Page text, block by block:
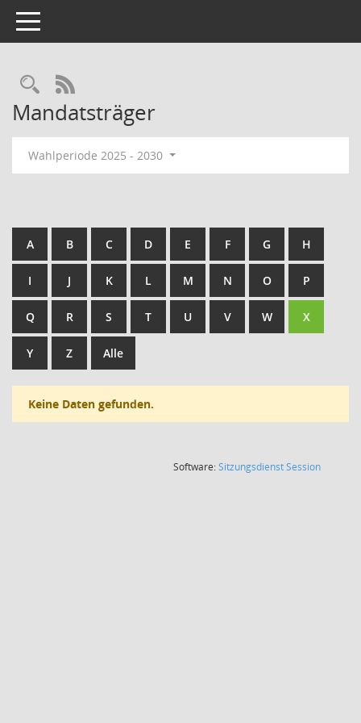
Toggle navigation
Rechercheauswahl
RSS-Feed
Mandatsträger
Wahlperiode 2025 - 2030
A B C D E F G H
I J K L M N O P
Q R S T U V W X
Y Z Alle
Keine Daten gefunden.
Software:SitzungsdienstSession(Wird in